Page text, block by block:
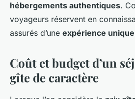
hébergements authentiques.
voyageurs réservent en
assurés d’une expérience unique
Coût et budget d’un
gîte de caractère